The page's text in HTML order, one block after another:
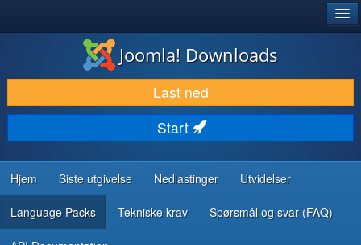
LAST NED & UTVID
OPPDAG & LÆR
SAMFUNN & BRUKERSTØTTE
UTVIKLINGSRESSURSER
Joomla! Downloads
Last ned
Start
Hjem Siste utgivelse Nedlastinger Utvidelser
Language Packs Tekniske krav Spørsmål og svar (FAQ)